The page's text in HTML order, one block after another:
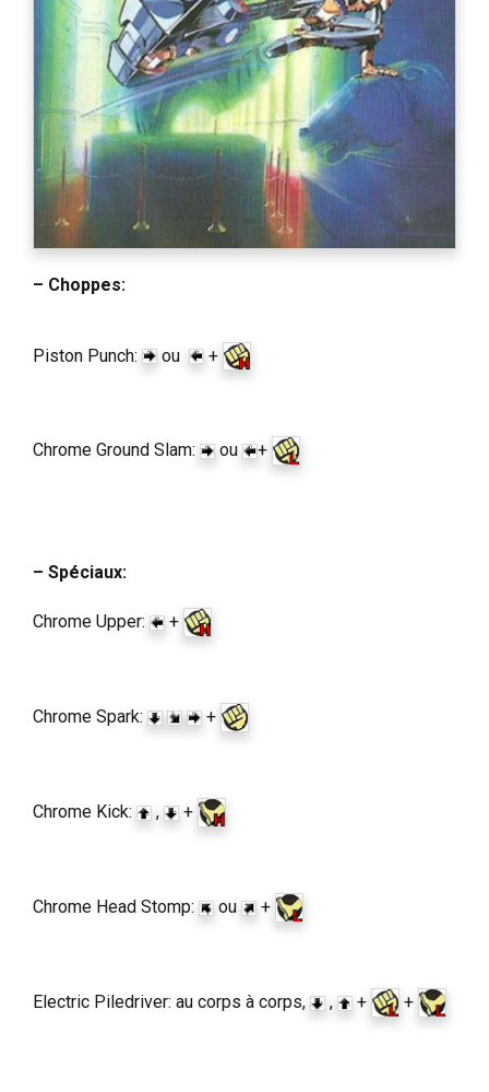
– Choppes:
Piston Punch: ou +
Chrome Ground Slam: ou +
– Spéciaux:
Chrome Upper: +
Chrome Spark: +
Chrome Kick: , +
Chrome Head Stomp: ou +
Electric Piledriver: au corps à corps, , + +